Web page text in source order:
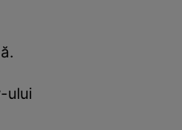
ului